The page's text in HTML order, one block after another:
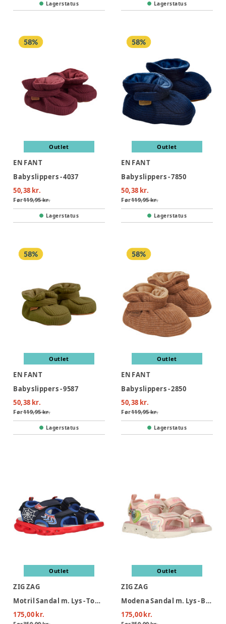
Lagerstatus Lagerstatus
Outlet
EN FANT
Baby slippers - 4037
50,38 kr.
Før119,95 kr.
Lagerstatus
Outlet
EN FANT
Baby slippers - 7850
50,38 kr.
Før119,95 kr.
Lagerstatus
Outlet
EN FANT
Baby slippers - 9587
50,38 kr.
Før119,95 kr.
Lagerstatus
Outlet
EN FANT
Baby slippers - 2850
50,38 kr.
Før119,95 kr.
Lagerstatus
Outlet
ZIG ZAG
Motril Sandal m. Lys - Tomato
175,00 kr.
Outlet
ZIG ZAG
Modena Sandal m. Lys - Barely Pink
175,00 kr.